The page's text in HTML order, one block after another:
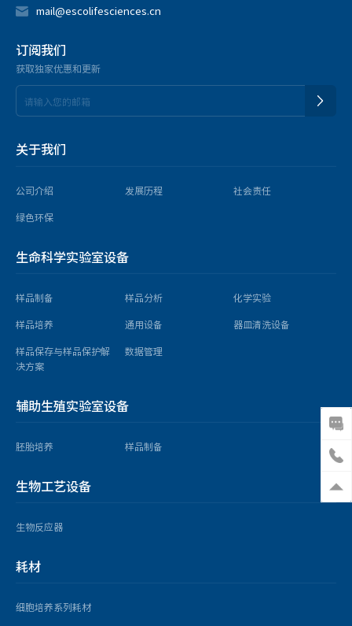
mail@escolifesciences.cn
订阅我们
获取独家优惠和更新
关于我们
公司介绍 发展历程
社会责任
绿色环保
生命科学实验室设备
样品制备 样品分析
化学实验
样品培养
通用设备
器皿清洗设备
样品保存与样品保护解
决方案
数据管理
辅助生殖实验室设备
胚胎培养 样品制备
生物工艺设备
生物反应器
耗材
细胞培养系列耗材